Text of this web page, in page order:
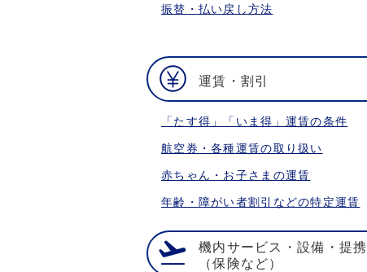
振替・払い戻し方法
運賃・割引
「たす得」「いま得」運賃の条件
航空券・各種運賃の取り扱い
赤ちゃん・お子さまの運賃
年齢・障がい者割引などの特定運賃
機内サービス・設備・提携
（保険など）